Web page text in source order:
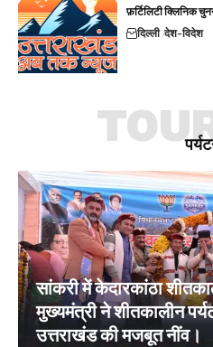
फ़र्टिलिटी क्लिनिक
दिल्ली देश-विदेश
सांकरी में केदारकांठा
मुख्यमंत्री ने शीतकालीन
उत्तराखंड की मजबूत नींव।